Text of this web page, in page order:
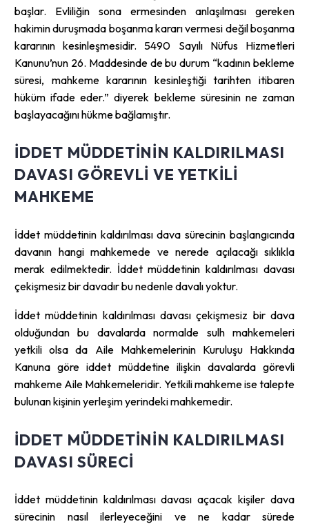
başlar. Evliliğin sona ermesinden anlaşılması gereken
hakimin duruşmada boşanma kararı vermesi değil boşanma
kararının kesinleşmesidir. 5490 Sayılı Nüfus Hizmetleri
Kanunu’nun 26. Maddesinde de bu durum “kadının bekleme
süresi, mahkeme kararının kesinleştiği tarihten itibaren
hüküm ifade eder.” diyerek bekleme süresinin ne zaman
başlayacağını hükme bağlamıştır.
İDDET MÜDDETININ KALDIRILMASI
DAVASI GÖREVLI VE YETKILI
MAHKEME
İddet müddetinin kaldırılması dava sürecinin başlangıcında
davanın hangi mahkemede ve nerede açılacağı sıklıkla
merak edilmektedir. İddet müddetinin kaldırılması davası
çekişmesiz bir davadır bu nedenle davalı yoktur.
İddet müddetinin kaldırılması davası çekişmesiz bir dava
olduğundan bu davalarda normalde sulh mahkemeleri
yetkili olsa da Aile Mahkemelerinin Kuruluşu Hakkında
Kanuna göre iddet müddetine ilişkin davalarda görevli
mahkeme Aile Mahkemeleridir. Yetkili mahkeme ise talepte
bulunan kişinin yerleşim yerindeki mahkemedir.
İDDET MÜDDETININ KALDIRILMASI
DAVASI SÜRECI
İddet müddetinin kaldırılması davası açacak kişiler dava
sürecinin nasıl ilerleyeceğini ve ne kadar sürede